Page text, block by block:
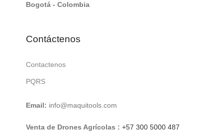
Bogotá - Colombia
Contáctenos
Contactenos
PQRS
Email: info@maquitools.com
Venta de Drones Agrícolas : +57 300 5000 487